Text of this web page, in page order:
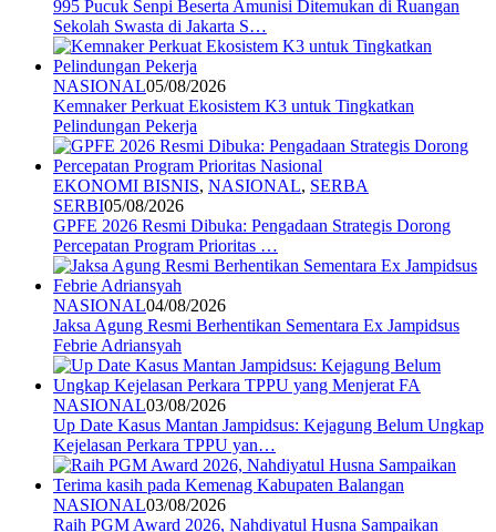
995 Pucuk Senpi Beserta Amunisi Ditemukan di Ruangan
Sekolah Swasta di Jakarta S…
NASIONAL05/08/2026
Kemnaker Perkuat Ekosistem K3 untuk Tingkatkan
Pelindungan Pekerja
EKONOMI BISNIS, NASIONAL, SERBA
SERBI05/08/2026
GPFE 2026 Resmi Dibuka: Pengadaan Strategis Dorong
Percepatan Program Prioritas …
NASIONAL04/08/2026
Jaksa Agung Resmi Berhentikan Sementara Ex Jampidsus
Febrie Adriansyah
NASIONAL03/08/2026
Up Date Kasus Mantan Jampidsus: Kejagung Belum Ungkap
Kejelasan Perkara TPPU yan…
NASIONAL03/08/2026
Raih PGM Award 2026, Nahdiyatul Husna Sampaikan